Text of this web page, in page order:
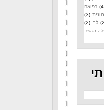
רפואה
(3)
לב (2)
רגשית